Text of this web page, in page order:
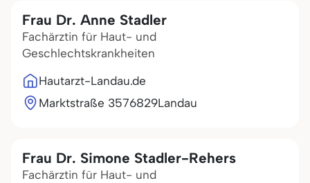
Frau Dr. Anne Stadler
Fachärztin für Haut- und
Geschlechtskrankheiten
Hautarzt-Landau.de
Marktstraße 3576829Landau
Frau Dr. Simone Stadler-Rehers
Fachärztin für Haut- und